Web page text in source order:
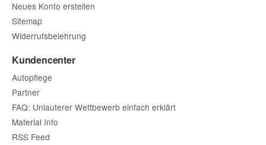
Neues Konto erstellen
Sitemap
Widerrufsbelehrung
Kundencenter
Autopflege
Partner
FAQ: Unlauterer Wettbewerb einfach erklärt
Material Info
RSS Feed